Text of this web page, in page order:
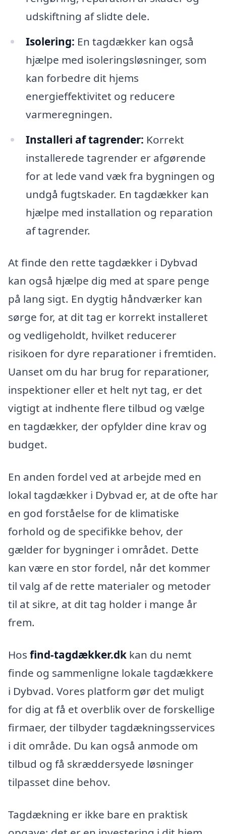
udskiftning af slidte dele.
Isolering: En tagdækker kan også
hjælpe med isoleringsløsninger, som
kan forbedre dit hjems
energieffektivitet og reducere
varmeregningen.
Installeri af tagrender: Korrekt
installerede tagrender er afgørende
for at lede vand væk fra bygningen og
undgå fugtskader. En tagdækker kan
hjælpe med installation og reparation
af tagrender.
At finde den rette tagdækker i Dybvad
kan også hjælpe dig med at spare penge
på lang sigt. En dygtig håndværker kan
sørge for, at dit tag er korrekt installeret
og vedligeholdt, hvilket reducerer
risikoen for dyre reparationer i fremtiden.
Uanset om du har brug for reparationer,
inspektioner eller et helt nyt tag, er det
vigtigt at indhente flere tilbud og vælge
en tagdækker, der opfylder dine krav og
budget.
En anden fordel ved at arbejde med en
lokal tagdækker i Dybvad er, at de ofte har
en god forståelse for de klimatiske
forhold og de specifikke behov, der
gælder for bygninger i området. Dette
kan være en stor fordel, når det kommer
til valg af de rette materialer og metoder
til at sikre, at dit tag holder i mange år
frem.
Hos find-tagdækker.dk kan du nemt
finde og sammenligne lokale tagdækkere
i Dybvad. Vores platform gør det muligt
for dig at få et overblik over de forskellige
firmaer, der tilbyder tagdækningsservices
i dit område. Du kan også anmode om
tilbud og få skræddersyede løsninger
tilpasset dine behov.
Tagdækning er ikke bare en praktisk